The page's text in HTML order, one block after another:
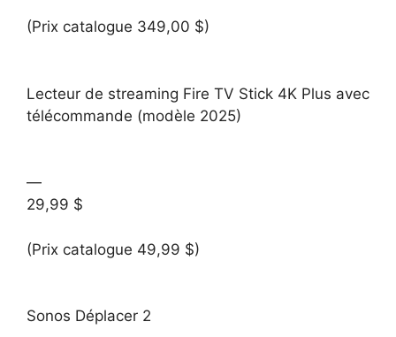
(Prix catalogue 349,00 $)
Lecteur de streaming Fire TV Stick 4K Plus avec
télécommande (modèle 2025)
—
29,99 $
(Prix catalogue 49,99 $)
Sonos Déplacer 2